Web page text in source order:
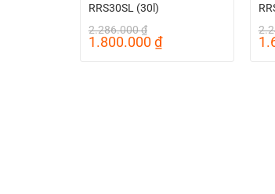
RRS30SL (30l)
2.286.000₫
Giá
1.800.000₫Giá